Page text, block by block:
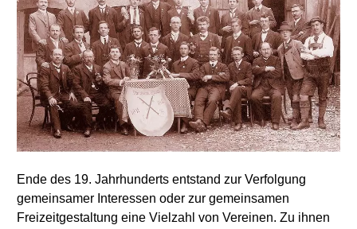
Ende des 19. Jahrhunderts entstand zur Verfolgung
gemeinsamer Interessen oder zur gemeinsamen
Freizeitgestaltung eine Vielzahl von Vereinen. Zu ihnen